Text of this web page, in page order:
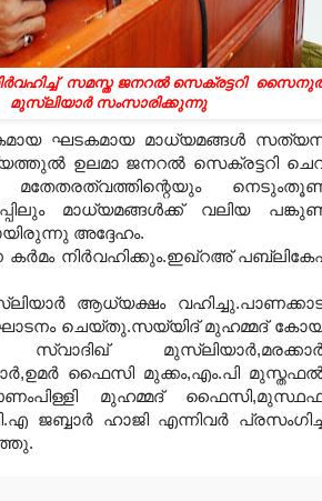
സമസ്ത ജനറല്‍ സെക്രട്ടറി സൈനുൽ
മുസ്‌ലിയാര്‍ സംസാരിക്കുന്നു
ഘടകമായ മാധ്യമങ്ങള്‍
ഉലമാ ജനറല്‍ സെക്രട്ടറി
മതേതരത്വത്തിന്റെയും
മാധ്യമങ്ങള്‍ക്ക് വലിയ
അദ്ദേഹം.
കര്‍മം നിര്‍വഹിക്കും.ഇഖ്‌റഅ്
ആധ്യക്ഷം
ചെയ്തു.സയ്യിദ് മുഹമ്മദ്
ഫൈസി മുക്കം,എം.പി
മുഹമ്മദ്
ജബ്ബാര്‍ ഹാജി എന്നിവര്‍